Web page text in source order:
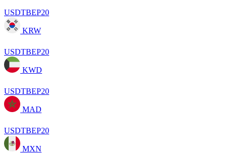
USDTBEP20
KRW
USDTBEP20
KWD
USDTBEP20
MAD
USDTBEP20
MXN